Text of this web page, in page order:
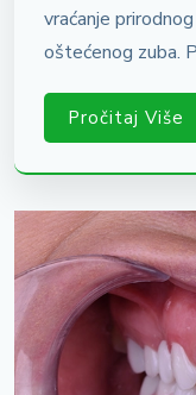
vraćanje
oštećenog zuba.
Pročitaj Više